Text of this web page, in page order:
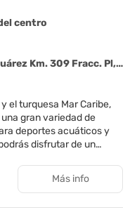
centro
Pl, Playa Del Carmen 77710
el turquesa Mar Caribe,
gran variedad de
deportes acuáticos y
disfrutar de un
suites cuentan con el
in/check-outMás info